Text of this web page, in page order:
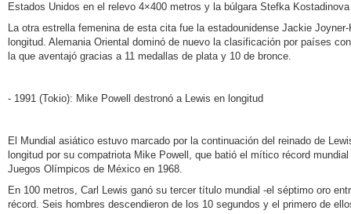
Estados Unidos en el relevo 4×400 metros y la búlgara Stefka
La otra estrella femenina de esta cita fue la estadounidense Jackie
longitud. Alemania Oriental dominó de nuevo la clasificación por países
la que aventajó gracias a 11 medallas de plata y 10 de bronce.
- 1991 (Tokio): Mike Powell destronó a Lewis en longitud
El Mundial asiático estuvo marcado por la continuación del reinado de
longitud por su compatriota Mike Powell, que batió el mítico récord
Juegos Olímpicos de México en 1968.
En 100 metros, Carl Lewis ganó su tercer título mundial -el séptimo oro
récord. Seis hombres descendieron de los 10 segundos y el primero de